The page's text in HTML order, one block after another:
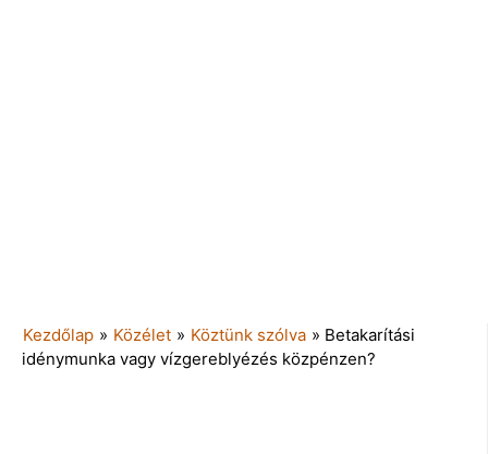
Kezdőlap » Közélet » Köztünk szólva » Betakarítási
idénymunka vagy vízgereblyézés közpénzen?